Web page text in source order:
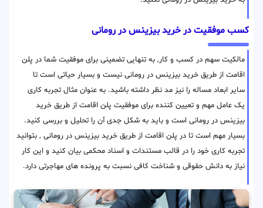
کسب موفقیت در خرید بیزینس در رومانی
مالکیت سهم در کسب و کار, به تنهایی تضمینی برای موفقیت شما در پلن
اقامت از طریق خرید بیزینس در رومانی نیست و بسیار حیاتی است تا
سایر ابعاد مساله را نیز مد نظر داشته باشید. به عنوان مثال تجربه کاری
یک عامل مهم و تعیین کننده برای موفقیت پلن اقامت از طریق خرید
بیزینس در رومانی است و باید به شکل جدی آن را تحلیل و بررسی کنید.
بسیار مهم است تا در پلن اقامت از طریق خرید بیزینس در رومانی , بتوانید
تجربه کاری خود را در قالب مستندات و اسناد محکمی بیان کنید و این کار
نیاز به دانش حقوقی و شناخت کافی نسبت به پرونده های مهاجرتی دارد.